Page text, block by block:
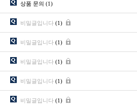
상품 문의 (1)
비밀글입니다 (1)
비밀글입니다 (1)
비밀글입니다 (1)
비밀글입니다 (1)
비밀글입니다 (1)